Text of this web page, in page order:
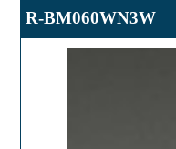
R-BM060WN3W